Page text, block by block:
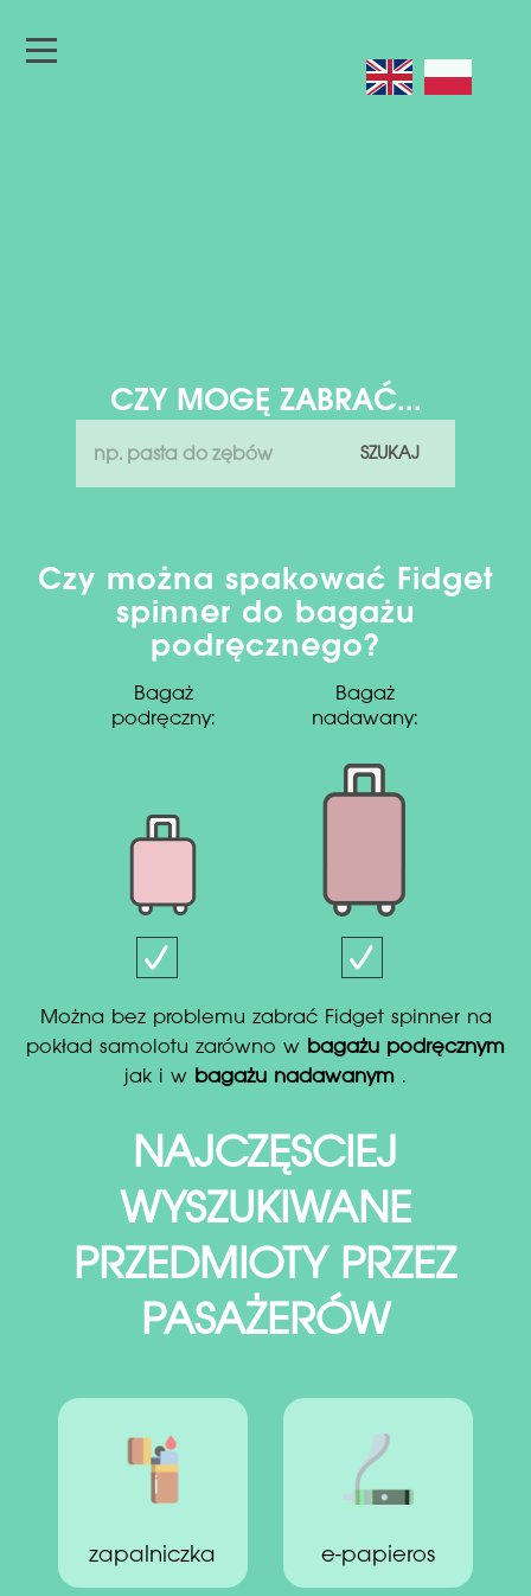
CZY MOGĘ ZABRAĆ...
SZUKAJ
Czy można spakować Fidget
spinner do bagażu
podręcznego?
Bagaż
podręczny:
Bagaż
nadawany:
Można bez problemu zabrać Fidget spinner na
pokład samolotu zarówno w bagażu podręcznym
jak i w bagażu nadawanym .
NAJCZĘSCIEJ
WYSZUKIWANE
PRZEDMIOTY PRZEZ
PASAŻERÓW
zapalniczka e-papieros